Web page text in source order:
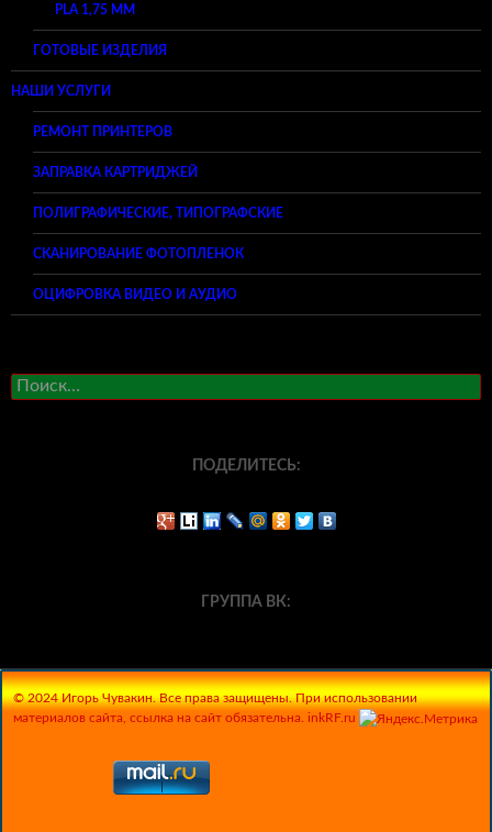
PLA 1,75 ММ
ГОТОВЫЕ ИЗДЕЛИЯ
НАШИ УСЛУГИ
РЕМОНТ ПРИНТЕРОВ
ЗАПРАВКА КАРТРИДЖЕЙ
ПОЛИГРАФИЧЕСКИЕ, ТИПОГРАФСКИЕ
СКАНИРОВАНИЕ ФОТОПЛЕНОК
ОЦИФРОВКА ВИДЕО И АУДИО
Найти:
ПОДЕЛИТЕСЬ:
ГРУППА ВК:
© 2024 Игорь Чувакин. Все права защищены. При использовании
материалов сайта, ссылка на сайт обязательна. inkRF.ru